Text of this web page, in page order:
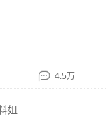
4.5万
姐